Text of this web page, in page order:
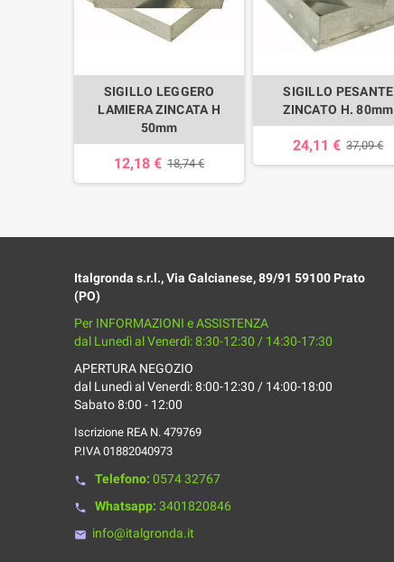
SIGILLO LEGGERO
LAMIERA ZINCATA H
50mm
12,18 € 18,74 €
SIGILLO PESANTE
ZINCATO H. 80mm
24,11 € 37,09 €
Italgronda s.r.l., Via Galcianese, 89/91 59100 Prato
(PO)
Per INFORMAZIONI e ASSISTENZA
dal Lunedì al Venerdì: 8:30-12:30 / 14:30-17:30
APERTURA NEGOZIO
dal Lunedì al Venerdì: 8:00-12:30 / 14:00-18:00
Sabato 8:00 - 12:00
Iscrizione REA N. 479769
P.IVA 01882040973
phone Telefono: 0574 32767
phone Whatsapp: 3401820846
email info@italgronda.it